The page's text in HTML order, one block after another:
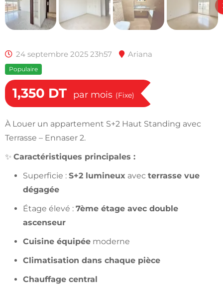
24 septembre 2025 23h57 Ariana
Populaire
1,350 DT par mois (Fixe)
À Louer un appartement S+2 Haut Standing avec
Terrasse – Ennaser 2.
✨ Caractéristiques principales :
Superficie : S+2 lumineux avec terrasse vue
dégagée
Étage élevé : 7ème étage avec double
ascenseur
Cuisine équipée moderne
Climatisation dans chaque pièce
Chauffage central